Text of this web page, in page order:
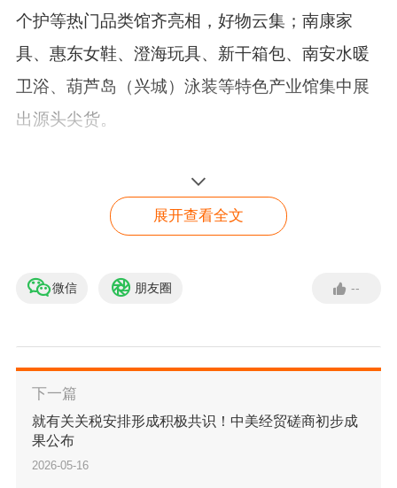
个护等热门品类馆齐亮相，好物云集； 南康家
具、惠东女鞋、澄海玩具、新干箱包、南安水暖
卫浴、葫芦岛（兴城）泳装等特色产业馆集中展
出源头尖货。
作为本次展会的核心产业带聚合地，这里汇聚
北汉川童车、四川成都双流女鞋、嘉兴家居用
电、诸暨珍珠袜业、安徽芜湖、曲周童车、淮安
锅、湖州、石狮、威海钓具、张家口户外冰雪等
众多优质产业带，每一个产业带都带来了极具竞
争力的源头尖货，精准匹配跨境卖家的选品需
求，成为现场客商驻足洽谈的核心区域。
展开查看全文
微信 朋友圈 --
下一篇
就有关关税安排形成积极共识！中美经贸磋商初步成
果公布
2026-05-16